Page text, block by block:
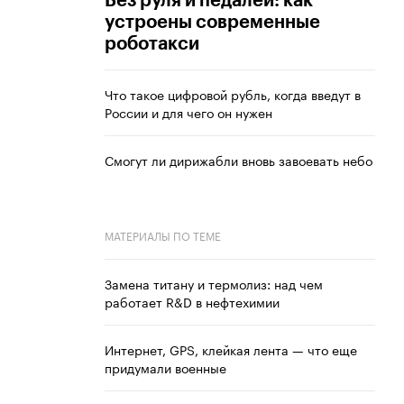
устроены современные
роботакси
Что такое цифровой рубль, когда введут в
России и для чего он нужен
Смогут ли дирижабли вновь завоевать небо
МАТЕРИАЛЫ ПО ТЕМЕ
Замена титану и термолиз: над чем
работает R&D в нефтехимии
Интернет, GPS, клейкая лента — что еще
придумали военные